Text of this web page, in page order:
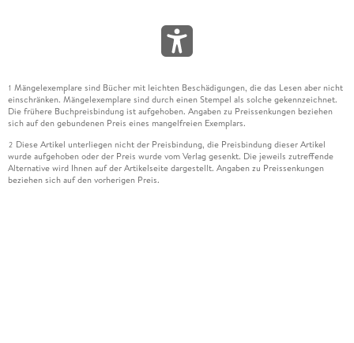
1 Mängelexemplare sind Bücher mit leichten Beschädigungen, die das Lesen aber nicht
einschränken. Mängelexemplare sind durch einen Stempel als solche gekennzeichnet.
Die frühere Buchpreisbindung ist aufgehoben. Angaben zu Preissenkungen beziehen
sich auf den gebundenen Preis eines mangelfreien Exemplars.
2 Diese Artikel unterliegen nicht der Preisbindung, die Preisbindung dieser Artikel
wurde aufgehoben oder der Preis wurde vom Verlag gesenkt. Die jeweils zutreffende
Alternative wird Ihnen auf der Artikelseite dargestellt. Angaben zu Preissenkungen
beziehen sich auf den vorherigen Preis.